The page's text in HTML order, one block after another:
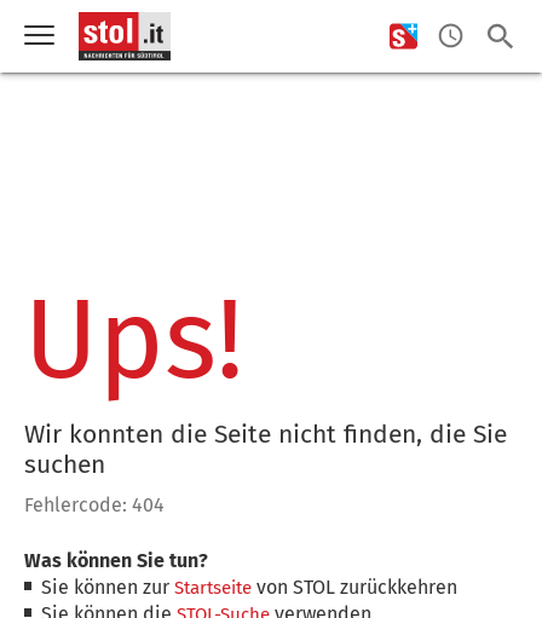
Ups!
Wir konnten die Seite nicht finden, die Sie
suchen
Fehlercode: 404
Was können Sie tun?
Sie können zurStartseite von STOL zurückkehren